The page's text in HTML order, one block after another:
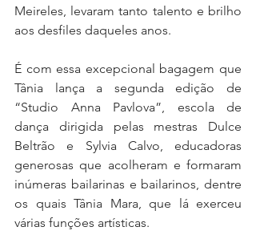
Meireles, levaram tanto talento e brilho
aos desfiles daqueles anos.
É com essa excepcional bagagem que
Tânia lança a segunda edição de
“Studio Anna Pavlova”, escola de
dança dirigida pelas mestras Dulce
Beltrão e Sylvia Calvo, educadoras
generosas que acolheram e formaram
inúmeras bailarinas e bailarinos, dentre
os quais Tânia Mara, que lá exerceu
várias funções artísticas.